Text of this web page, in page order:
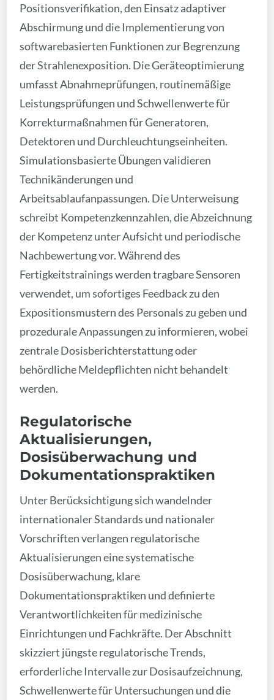
Positionsverifikation, den Einsatz adaptiver
Abschirmung und die Implementierung von
softwarebasierten Funktionen zur Begrenzung
der Strahlenexposition. Die Geräteoptimierung
umfasst Abnahmeprüfungen, routinemäßige
Leistungsprüfungen und Schwellenwerte für
Korrekturmaßnahmen für Generatoren,
Detektoren und Durchleuchtungseinheiten.
Simulationsbasierte Übungen validieren
Technikänderungen und
Arbeitsablaufanpassungen. Die Unterweisung
schreibt Kompetenzkennzahlen, die Abzeichnung
der Kompetenz unter Aufsicht und periodische
Nachbewertung vor. Während des
Fertigkeitstrainings werden tragbare Sensoren
verwendet, um sofortiges Feedback zu den
Expositionsmustern des Personals zu geben und
prozedurale Anpassungen zu informieren, wobei
zentrale Dosisberichterstattung oder
behördliche Meldepflichten nicht behandelt
werden.
Regulatorische
Aktualisierungen,
Dosisüberwachung und
Dokumentationspraktiken
Unter Berücksichtigung sich wandelnder
internationaler Standards und nationaler
Vorschriften verlangen regulatorische
Aktualisierungen eine systematische
Dosisüberwachung, klare
Dokumentationspraktiken und definierte
Verantwortlichkeiten für medizinische
Einrichtungen und Fachkräfte. Der Abschnitt
skizziert jüngste regulatorische Trends,
erforderliche Intervalle zur Dosisaufzeichnung,
Schwellenwerte für Untersuchungen und die